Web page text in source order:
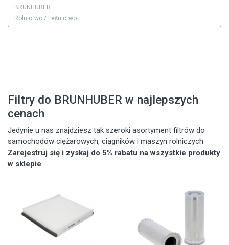
BRUNHUBER
Rolnictwo / Leśnictwo
Filtry do BRUNHUBER w najlepszych
cenach
Jedynie u nas znajdziesz tak szeroki asortyment filtrów do
samochodów ciężarowych, ciągników i maszyn rolniczych
Zarejestruj się i zyskaj do 5% rabatu na wszystkie produkty
w sklepie